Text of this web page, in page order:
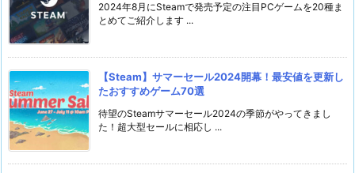
2024年8月にSteamで発売予定の注目PCゲームを20種ま
とめてご紹介します ...
【Steam】サマーセール2024開幕！最安値を更新し
たおすすめゲーム70選
待望のSteamサマーセール2024の季節がやってきまし
た！超大型セールに相応し ...